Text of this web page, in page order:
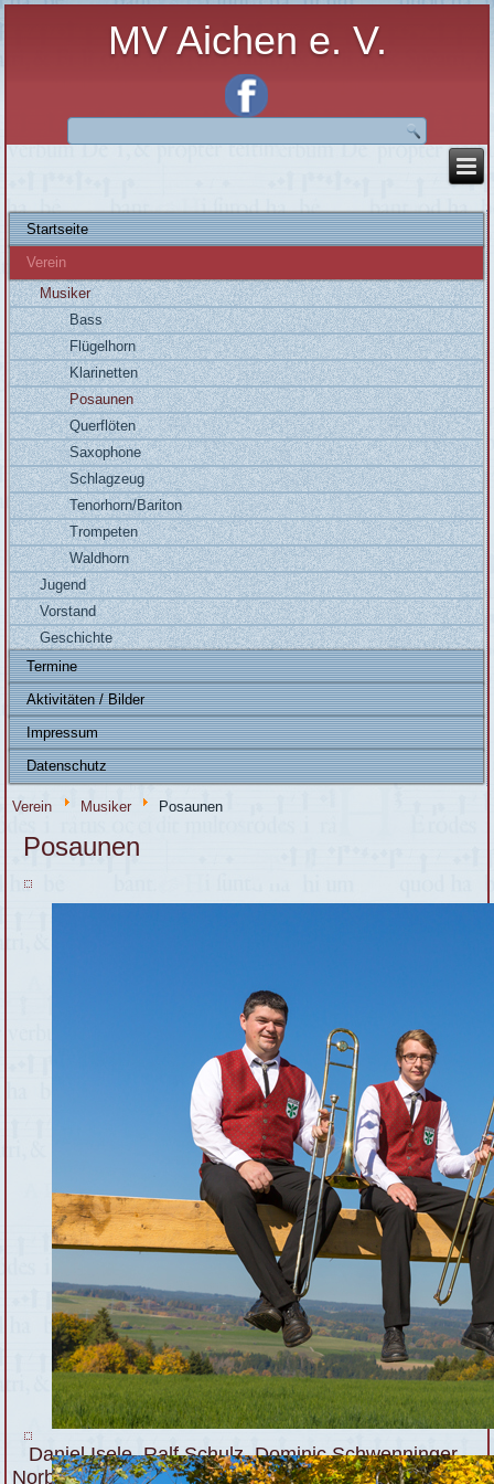
MV Aichen e. V.
Startseite
Verein
Musiker
Bass
Flügelhorn
Klarinetten
Posaunen
Querflöten
Saxophone
Schlagzeug
Tenorhorn/Bariton
Trompeten
Waldhorn
Jugend
Vorstand
Geschichte
Termine
Aktivitäten / Bilder
Impressum
Datenschutz
Verein Musiker Posaunen
Posaunen
Daniel Isele, Ralf Schulz, Dominic Schwenninger,
Norbert Strittmatter